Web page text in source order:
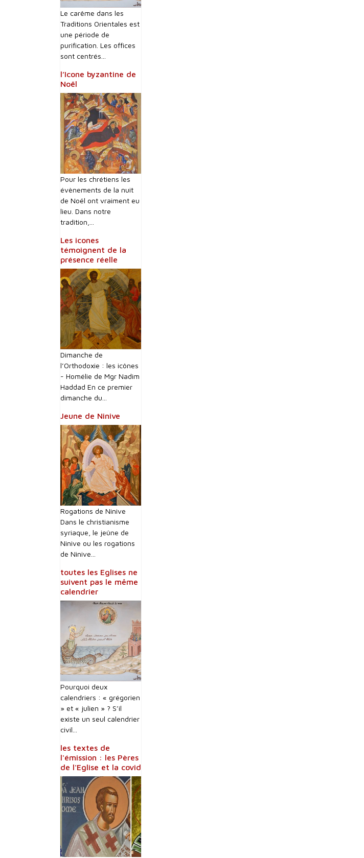
Le carême dans les
Traditions Orientales est
une période de
purification. Les offices
sont centrés...
l’Icone byzantine de
Noël
Pour les chrétiens les
évènements de la nuit
de Noël ont vraiment eu
lieu. Dans notre
tradition,...
Les icones
témoignent de la
présence réelle
Dimanche de
l’Orthodoxie : les icônes
- Homélie de Mgr Nadim
Haddad En ce premier
dimanche du...
Jeune de Ninive
Rogations de Ninive
Dans le christianisme
syriaque, le jeûne de
Ninive ou les rogations
de Ninive...
toutes les Eglises ne
suivent pas le même
calendrier
Pourquoi deux
calendriers : « grégorien
» et « julien » ? S’il
existe un seul calendrier
civil...
les textes de
l'émission : les Pères
de l'Eglise et la covid